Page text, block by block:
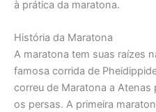
à prática da maratona.
História da Maratona
A maratona tem suas raízes
famosa corrida de
correu de Maratona a
os persas. A primeira